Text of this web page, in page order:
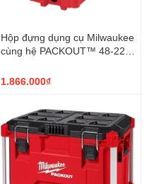
Hộp đựng dụng cụ Milwaukee
cùng hệ PACKOUT™ 48-22-
1.866.000₫